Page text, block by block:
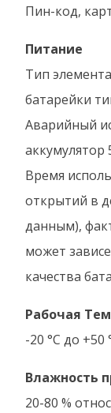
Пин-код,
Питание
Тип
батарейки
Аварийный
аккумулятор
Время
открытий в
данным),
может
качества
Рабочая
-20 °C до +50
Влажность
20-80 %